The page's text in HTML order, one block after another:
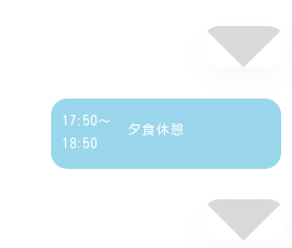
17:50～
18:50
夕食休憩